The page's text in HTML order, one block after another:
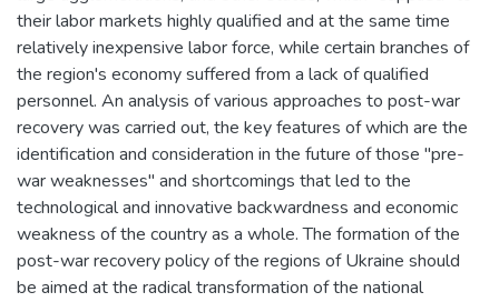
their labor markets highly qualified and at the same time
relatively inexpensive labor force, while certain branches of
the region's economy suffered from a lack of qualified
personnel. An analysis of various approaches to post-war
recovery was carried out, the key features of which are the
identification and consideration in the future of those "pre-
war weaknesses" and shortcomings that led to the
technological and innovative backwardness and economic
weakness of the country as a whole. The formation of the
post-war recovery policy of the regions of Ukraine should
be aimed at the radical transformation of the national